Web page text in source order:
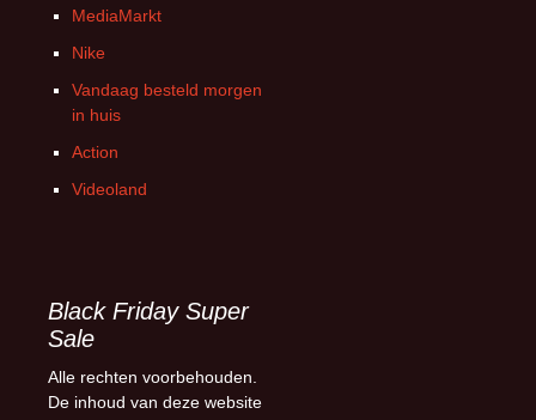
MediaMarkt
Nike
Vandaag besteld morgen
in huis
Action
Videoland
Black Friday Super
Sale
Alle rechten voorbehouden.
De inhoud van deze website